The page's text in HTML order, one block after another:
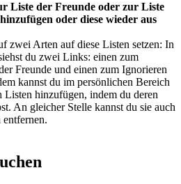
Liste der Freunde oder zur Liste
oder diese wieder aus
zwei Arten auf diese Listen setzen: In
du zwei Links: einen zum
Freunde und einen zum Ignorieren
kannst du im persönlichen Bereich
Listen hinzufügen, indem du deren
An gleicher Stelle kannst du sie auch